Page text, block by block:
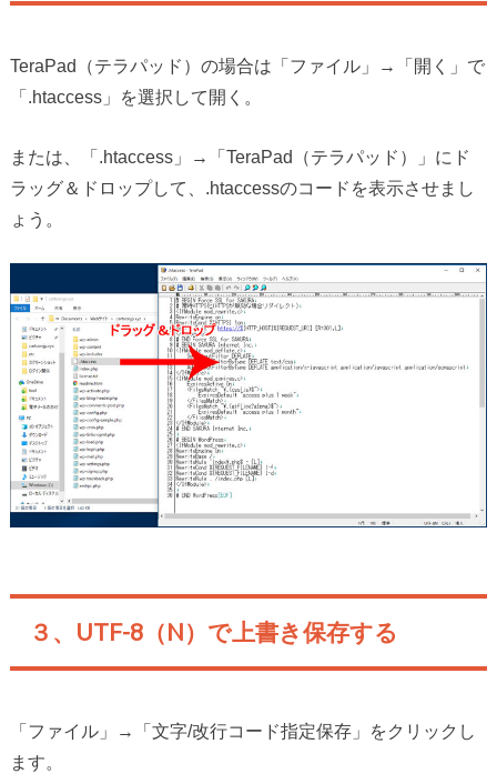
TeraPad（テラパッド）の場合は「ファイル」→「開く」で
「.htaccess」を選択して開く。
または、「.htaccess」→「TeraPad（テラパッド）」にド
ラッグ＆ドロップして、.htaccessのコードを表示させまし
ょう。
３、UTF-8（N）で上書き保存する
「ファイル」→「文字/改行コード指定保存」をクリックし
ます。